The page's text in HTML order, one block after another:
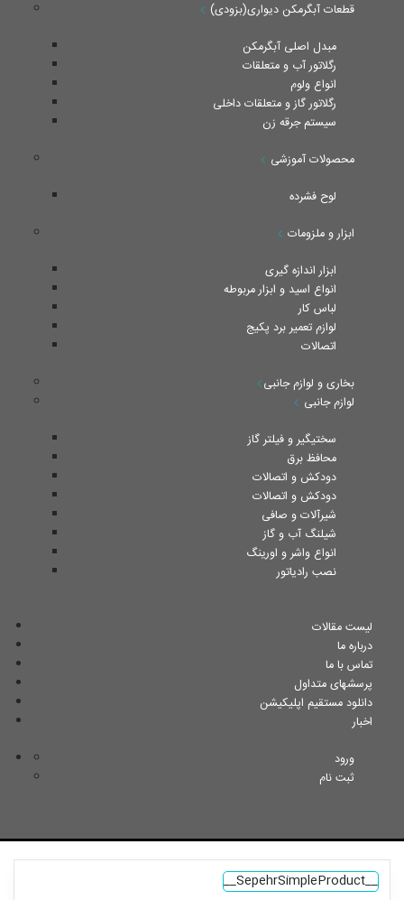
قطعات آبگرمکن دیواری(بزودی)
مبدل اصلی آبگرمکن
رگلاتور آب و متعلقات
انواع ولوم
رگلاتور گاز و متعلقات داخلی
سیستم جرقه زن
محصولات آموزشی
لوح فشرده
ابزار و ملزومات
ابزار اندازه گیری
انواع اسید و ابزار مربوطه
لباس کار
لوازم تعمیر برد پکیج
اتصالات
بخاری و لوازم جانبی
لوازم جانبی
سختیگیر و فیلتر گاز
محافظ برق
دودکش و اتصالات
دودکش و اتصالات
شیرآلات و صافی
شیلنگ آب و گاز
انواع واشر و اورینگ
نصب رادیاتور
لیست مقالات
درباره ما
تماس با ما
پرسشهای متداول
دانلود مستقیم اپلیکیشن
اخبار
ورود
ثبت نام
__SepehrSimpleProduct__